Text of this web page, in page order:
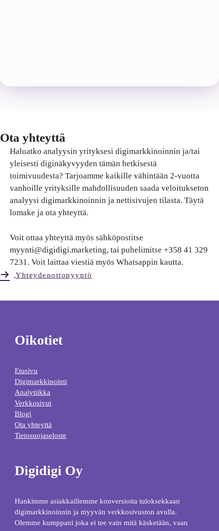
Ota yhteyttä
Haluatko analyysin yrityksesi digimarkkinoinnin ja/tai
yleisesti diginäkyvyyden tämän hetkisestä
toimivuudesta? Tarjoamme kaikille vähintään 2-vuotta
vanhoille yrityksille mahdollisuuden saada veloitukseton
analyysi digimarkkinoinnin ja nettisivujen tilasta. Täytä
lomake ja ota yhteyttä.
Voit ottaa yhteyttä myös sähköpostitse
myynti@digidigi.marketing, tai puhelimitse +358 41 329
7231. Voit laittaa viestiä myös Whatsappin kautta.
Yhteydenottopyyntö
Oikotiet
Etusivu
Digimarkkinointi
Analytiikka
Verkkosivut
Blogi
Ota yhteyttä
Tietosuojaseloste
Digidigi Oy
Hankimme asiakkaillemme konversioita tuloksekkaan
digimarkkinoinnin ja myyvän verkkosivuston avulla.
Olemme kumppani joka ei tee vain mitä käsketään, vaan